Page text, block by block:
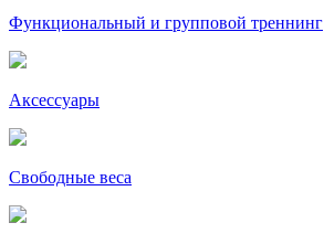
Функциональный и групповой треннинг
Аксессуары
Свободные веса